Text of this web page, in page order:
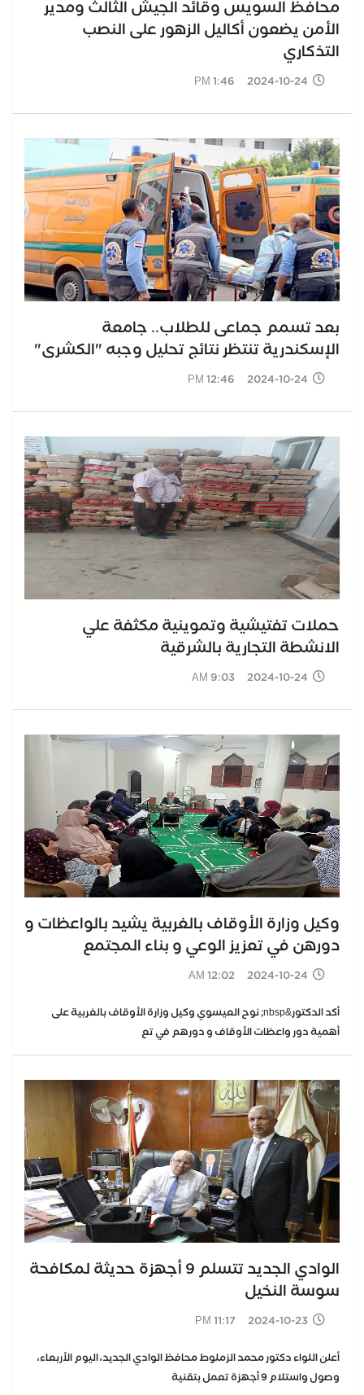
محافظ السويس وقائد الجيش الثالث ومدير
الأمن يضعون أكاليل الزهور على النصب
التذكاري
2024-10-24 1:46 PM
بعد تسمم جماعى للطلاب.. جامعة
الإسكندرية تنتظر نتائج تحليل وجبه "الكشرى"
2024-10-24 12:46 PM
حملات تفتيشية وتموينية مكثفة علي
الانشطة التجارية بالشرقية
2024-10-24 9:03 AM
وكيل وزارة الأوقاف بالغربية يشيد بالواعظات و
دورهن في تعزيز الوعي و بناء المجتمع
2024-10-24 12:02 AM
أكد الدكتور&nbsp; نوح العيسوي وكيل وزارة الأوقاف بالغربية على
أهمية دور واعظات الأوقاف و دورهم في تع
الوادي الجديد تتسلم 9 أجهزة حديثة لمكافحة
سوسة النخيل
2024-10-23 11:17 PM
أعلن اللواء دكتور محمد الزملوط محافظ الوادي الجديد، اليوم الأربعاء،
وصول واستلام 9 أجهزة تعمل بتقنية